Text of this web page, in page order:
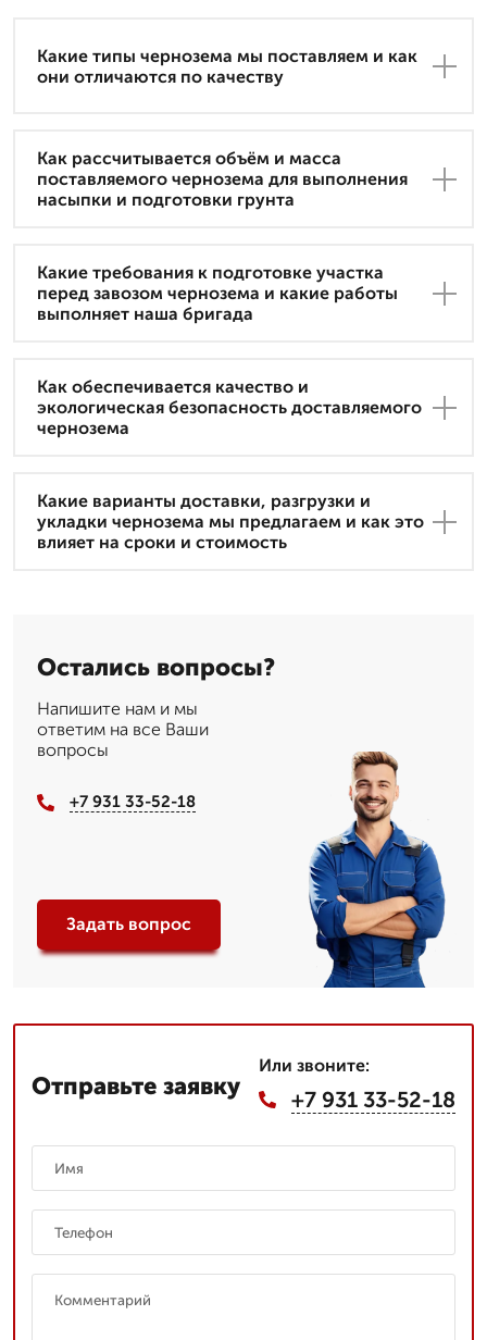
Какие типы чернозема мы поставляем и как
они отличаются по качеству
Как рассчитывается объём и масса
поставляемого чернозема для выполнения
насыпки и подготовки грунта
Какие требования к подготовке участка
перед завозом чернозема и какие работы
выполняет наша бригада
Как обеспечивается качество и
экологическая безопасность доставляемого
чернозема
Какие варианты доставки, разгрузки и
укладки чернозема мы предлагаем и как это
влияет на сроки и стоимость
Остались вопросы?
Напишите нам и мы
ответим на все Ваши
вопросы
+7 931 33-52-18
Задать вопрос
Отправьте заявку
Или звоните:
+7 931 33-52-18